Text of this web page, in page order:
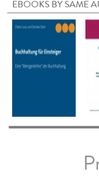
EBOOKS BY SAME